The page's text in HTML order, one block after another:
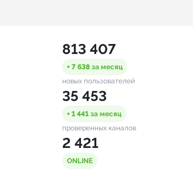
813 407
+ 7 638 за месяц
новых пользователей
35 453
+ 1 441 за месяц
проверенных каналов
2 421
ONLINE